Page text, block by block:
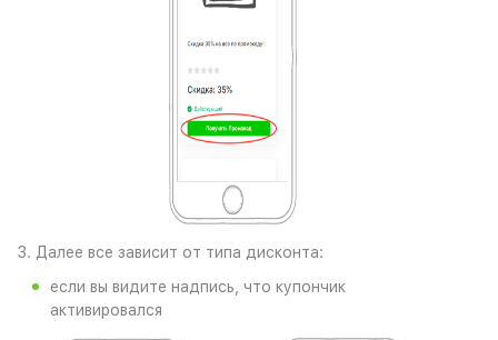
3. Далее все зависит от типа дисконта:
если вы видите надпись, что купончик
активировался